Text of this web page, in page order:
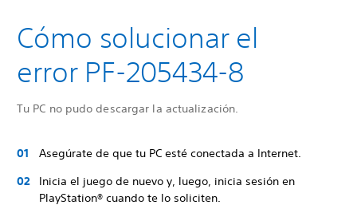
Cómo solucionar el
error PF-205434-8
Tu PC no pudo descargar la actualización.
Asegúrate de que tu PC esté conectada a Internet.
Inicia el juego de nuevo y, luego, inicia sesión en
PlayStation® cuando te lo soliciten.